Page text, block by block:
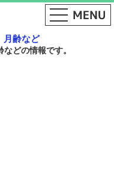
月齢など
どの情報です。